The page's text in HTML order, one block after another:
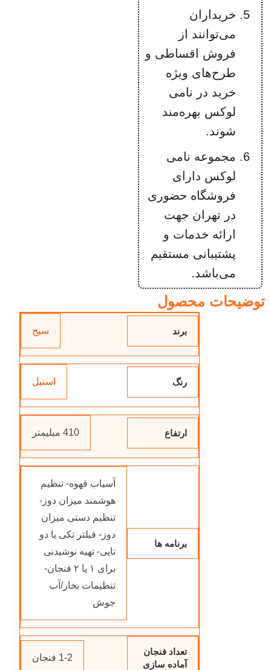
خریداران
می‌توانند از
فروش اقساطی و
طرح‌های ویژه
خرید در نامی
لوکس بهره‌مند
شوند.
مجموعه نامی
لوکس دارای
فروشگاه حضوری
در تهران جهت
ارائه خدمات و
پشتیبانی مستقیم
می‌باشد.
توضیحات محصول
برند سیج
رنگ استیل
ارتفاع 410 میلیمتر
برنامه ها
آسیاب قهوه- تنظیم
هوشمند میزان دوز-
تنظیم دستی میزان
دوز- فیلتر تکی یا دو
تایی- تهیه نوشیدنی
برای ۱ یا ۲ فنجان-
تنظیمات بخار/آب
جوش
تعداد فنجان
آماده سازی
1-2 فنجان